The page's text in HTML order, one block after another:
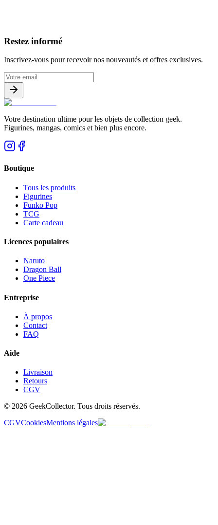
Restez informé
Inscrivez-vous pour recevoir nos nouveautés et offres exclusives.
Votre destination ultime pour les objets de collection geek.
Figurines, mangas, comics et bien plus encore.
Boutique
Tous les produits
Figurines
Funko Pop
TCG
Carte cadeau
Licences populaires
Naruto
Dragon Ball
One Piece
Entreprise
À propos
Contact
FAQ
Aide
Livraison
Retours
CGV
© 2026 GeekCollector. Tous droits réservés.
CGVCookiesMentions légales